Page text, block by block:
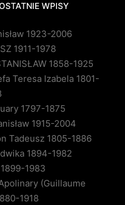
WPISY
1923-2006
1911-1978
1858-1925
Teresa Izabela 1801-
1797-1875
1915-2004
Tadeusz 1805-1886
1894-1982
1983
(Guillaume
1918